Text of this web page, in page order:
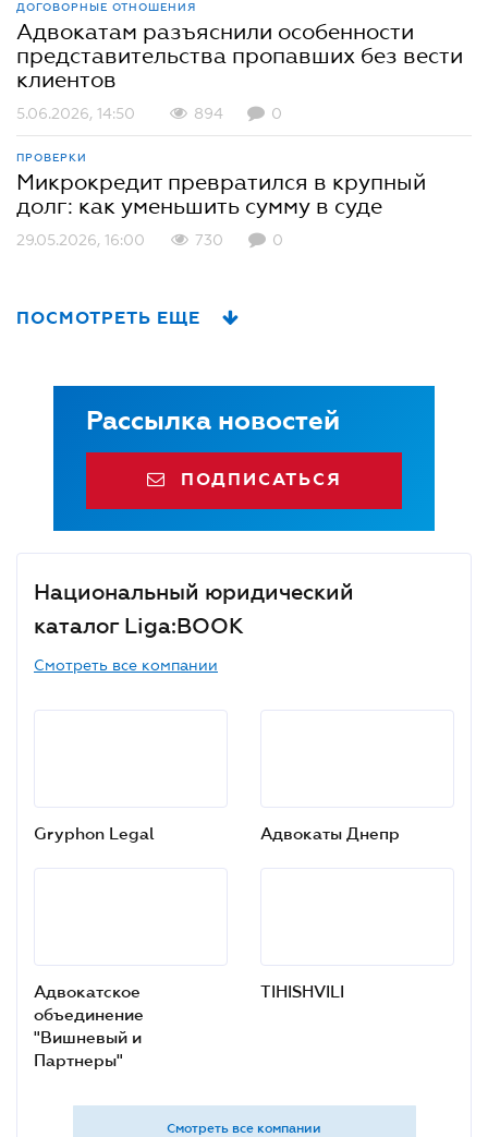
ДОГОВОРНЫЕ ОТНОШЕНИЯ
Адвокатам разъяснили особенности
представительства пропавших без вести
клиентов
5.06.2026, 14:50 894 0
ПРОВЕРКИ
Микрокредит превратился в крупный
долг: как уменьшить сумму в суде
29.05.2026, 16:00 730 0
ПОСМОТРЕТЬ ЕЩЕ
Рассылка новостей
ПОДПИСАТЬСЯ
Национальный юридический
каталог Liga:BOOK
Смотреть все компании
Gryphon Legal Адвокаты Днепр
Адвокатское
объединение
"Вишневый и
Партнеры"
TIHISHVILI
Смотреть все компании